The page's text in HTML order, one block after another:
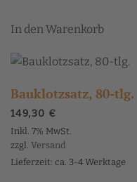
In den Warenkorb
Bauklotzsatz, 80-tlg.
149,30 €
Inkl. 7% MwSt.
zzgl. Versand
Lieferzeit: ca. 3-4 Werktage